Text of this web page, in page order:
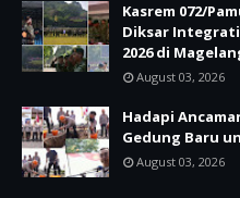
Kasrem 072/
Diksar
2026 di
August 03, 2026
Hadapi
Gedung Baru
August 03, 2026